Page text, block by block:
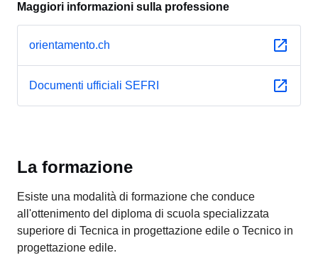
Maggiori informazioni sulla professione
orientamento.ch
Documenti ufficiali SEFRI
La formazione
Esiste una modalità di formazione che conduce
all'ottenimento del diploma di scuola specializzata
superiore di Tecnica in progettazione edile o Tecnico in
progettazione edile.